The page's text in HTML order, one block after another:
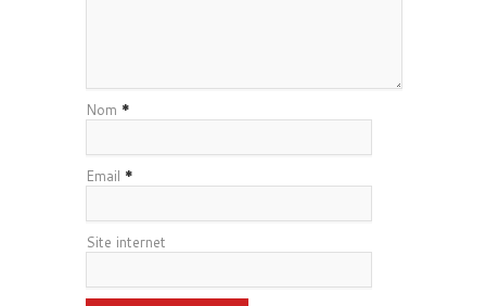
Nom *
Email *
Site internet